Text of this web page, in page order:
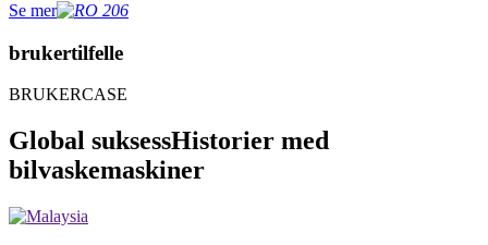
Se mer
brukertilfelle
BRUKERCASE
Global suksessHistorier med
bilvaskemaskiner